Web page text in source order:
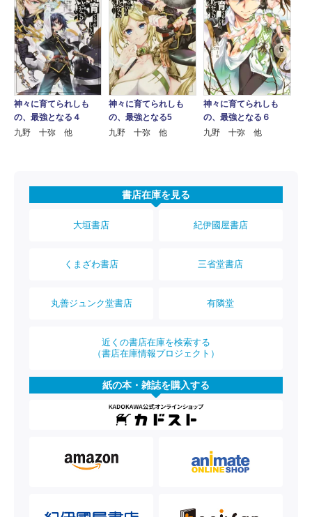
神々に育てられしも
の、最強となる４
九野 十弥 他
神々に育てられしも
の、最強となる5
九野 十弥 他
神々に育てられしも
の、最強となる６
九野 十弥 他
書店在庫を見る
大垣書店 紀伊國屋書店
くまざわ書店 三省堂書店
丸善ジュンク堂書店 有隣堂
近くの書店在庫を検索する
（書店在庫情報プロジェクト）
紙の本・雑誌を購入する